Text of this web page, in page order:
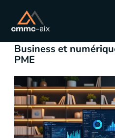
février 19, 2026
Business et
PME